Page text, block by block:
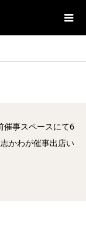
催事スペースにて6
かわが催事出店い